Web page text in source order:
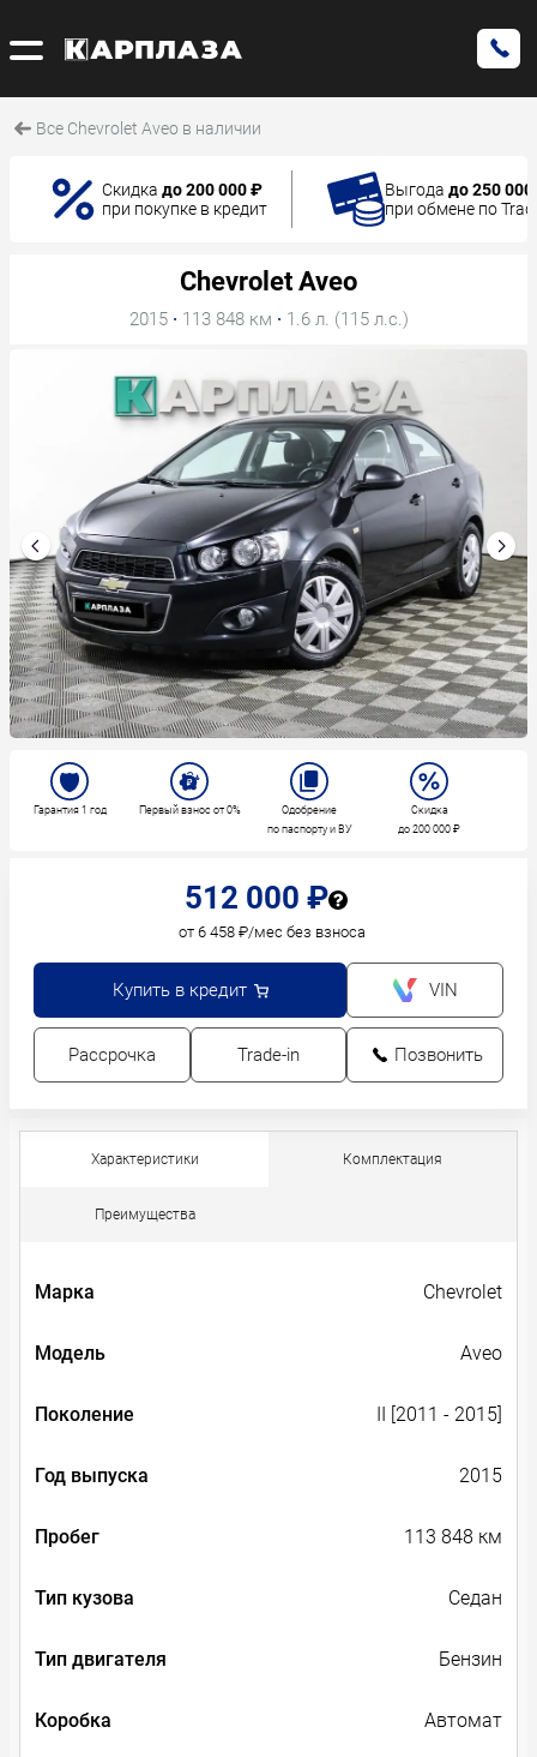
Все Chevrolet Aveo в наличии
Скидка до 200 000 ₽
при покупке в кредит
Выгода до 250
при обмене по
512 000 ₽
от 6 458 ₽/мес без взноса
Купить в кредит VIN
Рассрочка Trade-in Позвонить
Гарантия 1 год Первый взнос от 0%
Одобрение
по паспорту и ВУ
Скидка
до 200 000 ₽
Chevrolet Aveo
2015 · 113 848 км · 1.6 л. (115 л.с.)
Характеристики Комплектация
Преимущества
Марка Chevrolet
Модель Aveo
Поколение II [2011 - 2015]
Год выпуска 2015
Пробег 113 848 км
Тип кузова Седан
Тип двигателя Бензин
Коробка Автомат